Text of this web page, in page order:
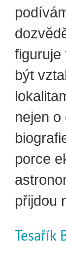
figuruje
být
nejen
porce
přijdou
Tesařík